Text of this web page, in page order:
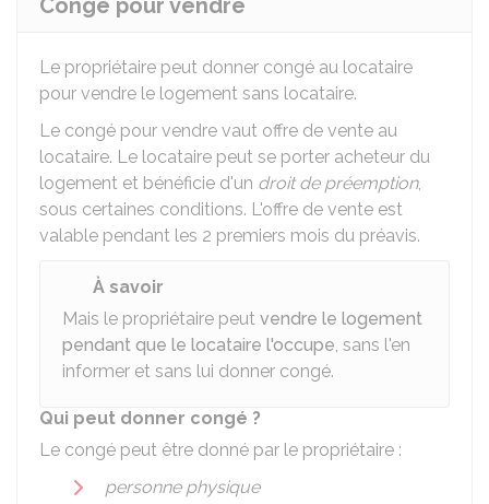
Congé pour vendre
Le propriétaire peut donner congé au locataire
pour vendre le logement sans locataire.
Le congé pour vendre vaut offre de vente au
locataire. Le locataire peut se porter acheteur du
logement et bénéficie d'un droit de préemption,
sous certaines conditions. L'offre de vente est
valable pendant les 2 premiers mois du préavis.
À savoir
Mais le propriétaire peut vendre le logement
pendant que le locataire l'occupe, sans l'en
informer et sans lui donner congé.
Qui peut donner congé ?
Le congé peut être donné par le propriétaire :
personne physique